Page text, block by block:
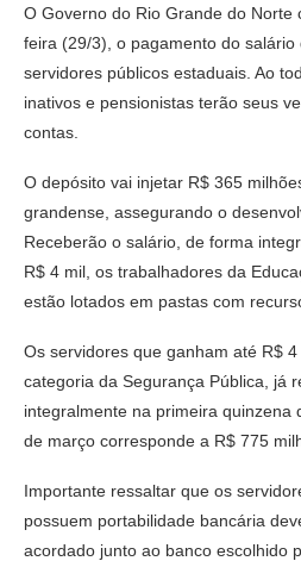
O Governo do Rio Grande do Norte
feira (29/3), o pagamento do
servidores públicos estaduais. Ao
inativos e pensionistas terão seus
contas.
O depósito vai injetar R$ 365
grandense, assegurando o
Receberão o salário, de forma
R$ 4 mil, os trabalhadores da
estão lotados em pastas com
Os servidores que ganham até R$
categoria da Segurança Pública, já
integralmente na primeira quinzena
de março corresponde a R$ 775
Importante ressaltar que os
possuem portabilidade bancária
acordado junto ao banco escolhido